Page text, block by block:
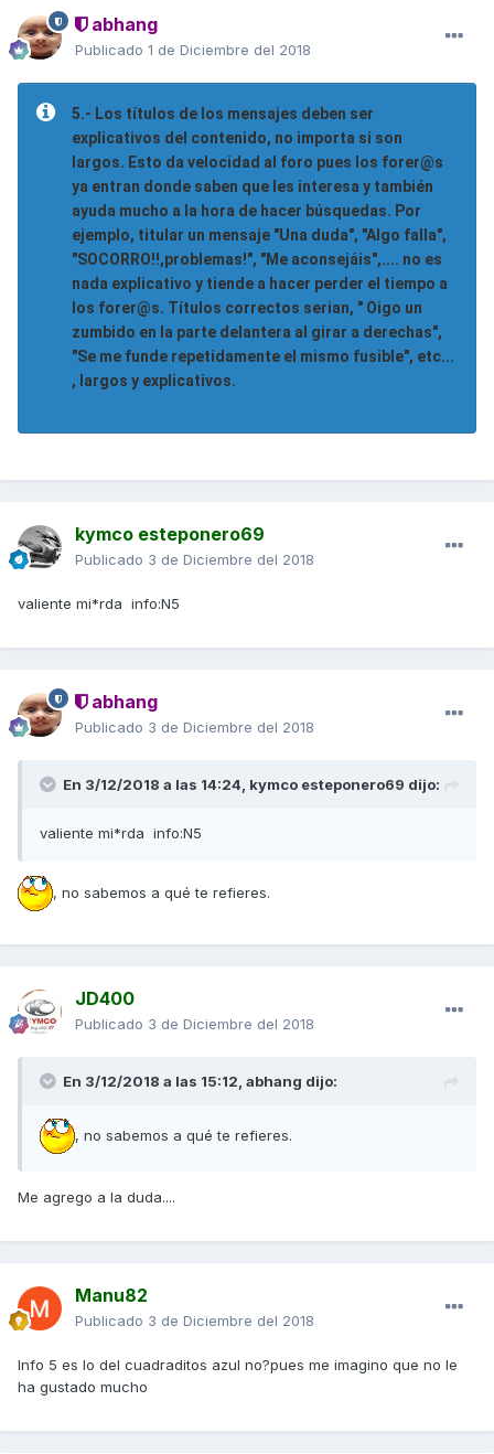
abhang
Publicado 1 de Diciembre del 2018
5.- Los títulos de los mensajes deben ser
explicativos del contenido, no importa si son
largos. Esto da velocidad al foro pues los forer@s
ya entran donde saben que les interesa y también
ayuda mucho a la hora de hacer búsquedas. Por
ejemplo, titular un mensaje "Una duda", "Algo falla",
"SOCORRO!!,problemas!", "Me aconsejáis",.... no es
nada explicativo y tiende a hacer perder el tiempo a
los forer@s. Títulos correctos serian, " Oigo un
zumbido en la parte delantera al girar a derechas",
"Se me funde repetidamente el mismo fusible", etc...
, largos y explicativos.
kymco esteponero69
Publicado 3 de Diciembre del 2018
valiente mi*rda info:N5
abhang
Publicado 3 de Diciembre del 2018
En 3/12/2018 a las 14:24, kymco esteponero69 dijo:
valiente mi*rda info:N5
, no sabemos a qué te refieres.
JD400
Publicado 3 de Diciembre del 2018
En 3/12/2018 a las 15:12, abhang dijo:
, no sabemos a qué te refieres.
Me agrego a la duda....
Manu82
Publicado 3 de Diciembre del 2018
Info 5 es lo del cuadraditos azul no?pues me imagino que no le
ha gustado mucho